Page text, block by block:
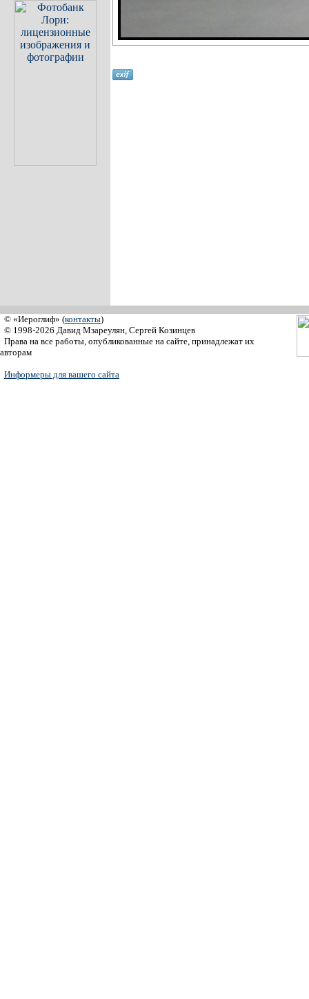
© «Иероглиф» (контакты)
© 1998-2026 Давид Мзареулян, Сергей Козинцев
Права на все работы, опубликованные на сайте, принадлежат их
авторам
Информеры для вашего сайта